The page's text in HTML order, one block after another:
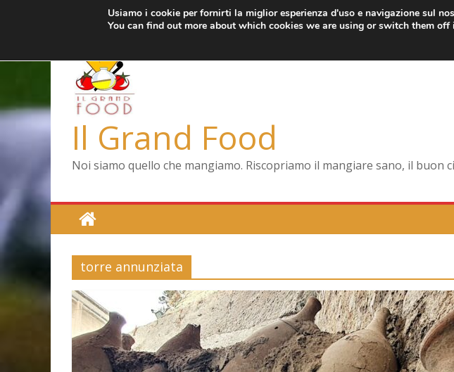
giovedì, Agosto 6, 2026 Ultimo: Pizza a Corte
Menopausa, una forma smagliante senza età
Il Grand Food
Noi siamo quello che mangiamo. Riscopriamo il mangiare sano, il
torre annunziata
Usiamo i cookie per fornirti la miglior esperienza d'uso e navigazione sul
You can find out more about which cookies we are using or switch them